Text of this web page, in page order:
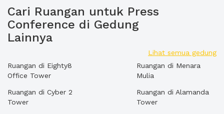
Cari Ruangan untuk Press
Conference di Gedung
Lainnya
Lihat semua gedung
Ruangan di Eighty8
Office Tower
Ruangan di Cyber 2
Tower
Ruangan di Menara
Mulia
Ruangan di Alamanda
Tower